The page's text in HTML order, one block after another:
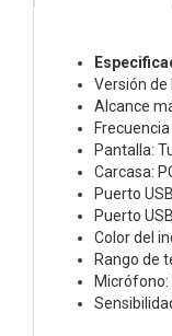
Versión
Alcance
Pantalla:
Carcasa:
Puerto
Puerto
Color del
Rango de